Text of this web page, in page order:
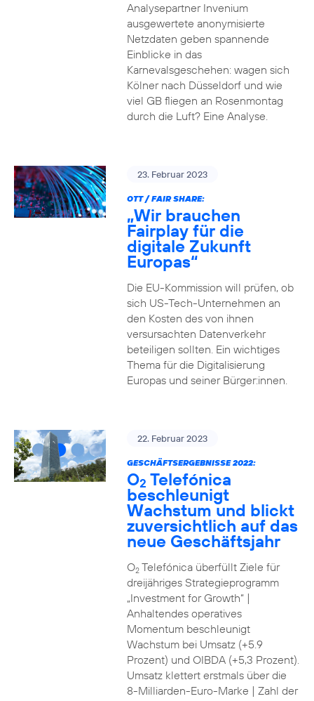
Analysepartner Invenium
ausgewertete anonymisierte
Netzdaten geben spannende
Einblicke in das
Karnevalsgeschehen: wagen sich
Kölner nach Düsseldorf und wie
viel GB fliegen an Rosenmontag
durch die Luft? Eine Analyse.
23. Februar 2023
OTT / FAIR SHARE:
„Wir brauchen
Fairplay für die
digitale Zukunft
Europas“
Die EU-Kommission will prüfen, ob
sich US-Tech-Unternehmen an
den Kosten des von ihnen
versursachten Datenverkehr
beteiligen sollten. Ein wichtiges
Thema für die Digitalisierung
Europas und seiner Bürger:innen.
22. Februar 2023
GESCHÄFTSERGEBNISSE 2022:
O2 Telefónica
beschleunigt
Wachstum und blickt
zuversichtlich auf das
neue Geschäftsjahr
O2Telefónica überfüllt Ziele für
dreijähriges Strategieprogramm
„Investment for Growth“ |
Anhaltendes operatives
Momentum beschleunigt
Wachstum bei Umsatz (+5.9
Prozent) und OIBDA (+5,3 Prozent).
Umsatz klettert erstmals über die
8-Milliarden-Euro-Marke | Zahl der